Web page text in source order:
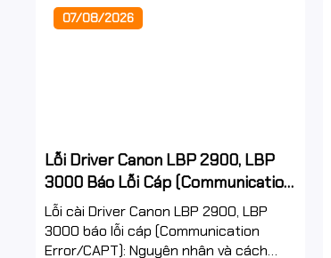
07/08/2026
Lỗi Driver Canon LBP 2900, LBP
3000 Báo Lỗi Cáp (Communication
Error),Hướng Dẫn Khắc Phục
nhanh
Lỗi cài Driver Canon LBP 2900, LBP
3000 báo lỗi cáp (Communication
Error/CAPT): Nguyên nhân và cách